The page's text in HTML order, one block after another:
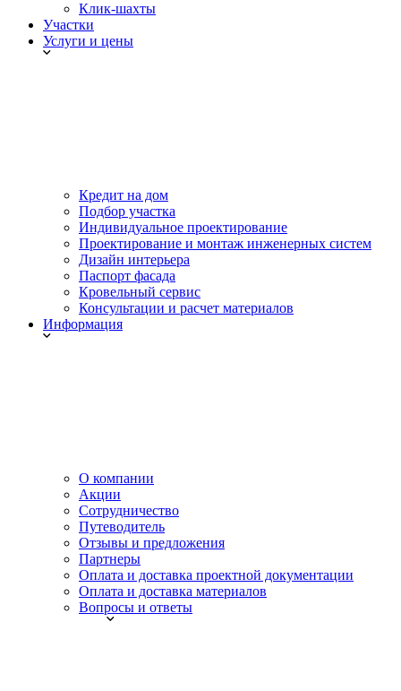
Клик-шахты
Участки
Услуги и цены
Кредит на дом
Подбор участка
Индивидуальное проектирование
Проектирование и монтаж инженерных систем
Дизайн интерьера
Паспорт фасада
Кровельный сервис
Консультации и расчет материалов
Информация
О компании
Акции
Сотрудничество
Путеводитель
Отзывы и предложения
Партнеры
Оплата и доставка проектной документации
Оплата и доставка материалов
Вопросы и ответы